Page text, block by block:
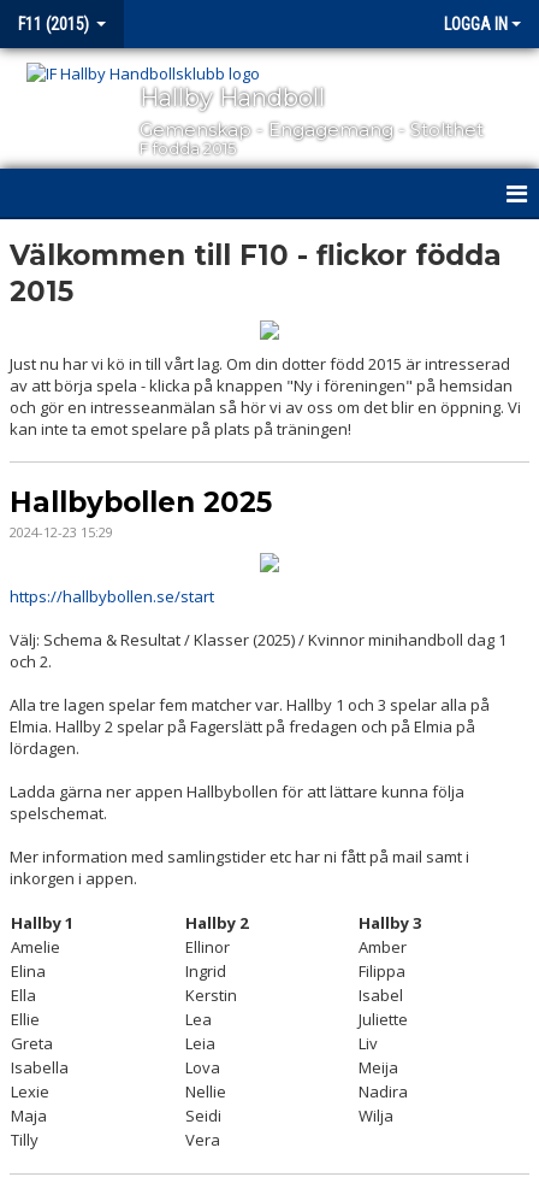
F11 (2015) LOGGA IN
Hallby Handboll
Gemenskap - Engagemang - Stolthet
F födda 2015
HEM
NYHETER
MATCHER
BILDGALLERI
KONTAKT
Välkommen till F10 - flickor födda
2015
Just nu har vi kö in till vårt lag. Om din dotter född 2015 är intresserad
av att börja spela - klicka på knappen "Ny i föreningen" på hemsidan
och gör en intresseanmälan så hör vi av oss om det blir en öppning. Vi
kan inte ta emot spelare på plats på träningen!
Hallbybollen 2025
2024-12-23 15:29
https://hallbybollen.se/start
Välj: Schema & Resultat / Klasser (2025) / Kvinnor minihandboll dag 1
och 2.
Alla tre lagen spelar fem matcher var. Hallby 1 och 3 spelar alla på
Elmia. Hallby 2 spelar på Fagerslätt på fredagen och på Elmia på
lördagen.
Ladda gärna ner appen Hallbybollen för att lättare kunna följa
spelschemat.
Mer information med samlingstider etc har ni fått på mail samt i
inkorgen i appen.
Hallby 1 Hallby 2
Hallby 3
Amelie
Ellinor
Amber
Elina
Ingrid
Filippa
Ella
Kerstin
Isabel
Ellie
Lea
Juliette
Greta
Leia
Liv
Isabella
Lova
Meija
Lexie
Nellie
Nadira
Maja
Seidi
Wilja
Tilly
Vera